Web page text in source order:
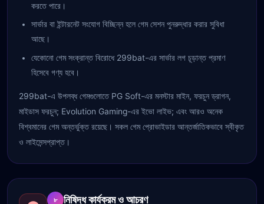
করতে পারে।
সার্ভার বা ইন্টারনেট সংযোগ বিচ্ছিন্ন হলে গেম সেশন পুনরুদ্ধার করার সুবিধা
আছে।
যেকোনো গেম সংক্রান্ত বিরোধে 299bat-এর সার্ভার লগ চূড়ান্ত প্রমাণ
হিসেবে গণ্য হবে।
299bat-এ উপলব্ধ গেমগুলোতে PG Soft-এর মনস্টার মাইন, ফরচুন ড্রাগন,
মাইডাস ফরচুন; Evolution Gaming-এর ইভো লাইভ; এবং আরও অনেক
বিশ্বমানের গেম অন্তর্ভুক্ত রয়েছে। সকল গেম প্রোভাইডার আন্তর্জাতিকভাবে স্বীকৃত
ও লাইসেন্সপ্রাপ্ত।
৮ নিষিদ্ধ কার্যক্রম ও আচরণ